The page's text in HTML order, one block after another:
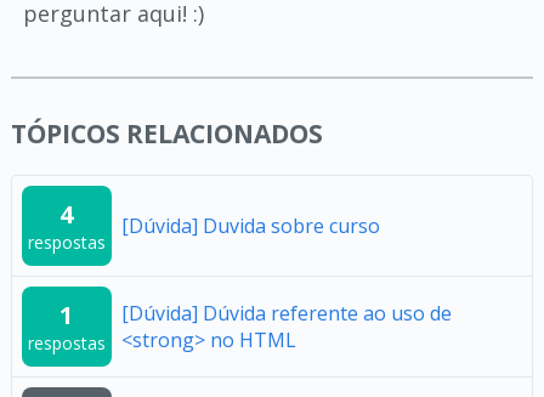
perguntar aqui! :)
TÓPICOS RELACIONADOS
4
respostas
[Dúvida] Duvida sobre curso
1
respostas
[Dúvida] Dúvida referente ao uso de
<strong> no HTML